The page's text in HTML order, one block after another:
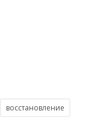
восстановление